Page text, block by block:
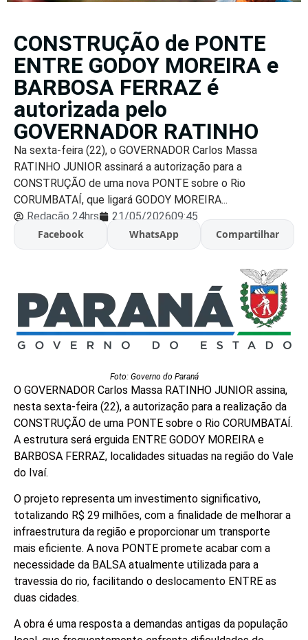
CONSTRUÇÃO de PONTE
ENTRE GODOY MOREIRA e
BARBOSA FERRAZ é
autorizada pelo
GOVERNADOR RATINHO
Na sexta-feira (22), o GOVERNADOR Carlos Massa
RATINHO JUNIOR assinará a autorização para a
CONSTRUÇÃO de uma nova PONTE sobre o Rio
CORUMBATAÍ, que ligará GODOY MOREIRA...
Redação 24hrs
21/05/202609:45
Facebook
WhatsApp Compartilhar
Foto: Governo do Paraná
O GOVERNADOR Carlos Massa RATINHO JUNIOR assina,
nesta sexta-feira (22), a autorização para a realização da
CONSTRUÇÃO de uma PONTE sobre o Rio CORUMBATAÍ.
A estrutura será erguida ENTRE GODOY MOREIRA e
BARBOSA FERRAZ, localidades situadas na região do Vale
do Ivaí.
O projeto representa um investimento significativo,
totalizando R$ 29 milhões, com a finalidade de melhorar a
infraestrutura da região e proporcionar um transporte
mais eficiente. A nova PONTE promete acabar com a
necessidade da BALSA atualmente utilizada para a
travessia do rio, facilitando o deslocamento ENTRE as
duas cidades.
A obra é uma resposta a demandas antigas da população